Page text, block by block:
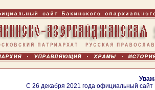
С 26 декабря 2021 года официальный